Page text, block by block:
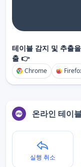
테이블 감지 및 추출
출 👉
Chrome
온라인 테이
실행 취소